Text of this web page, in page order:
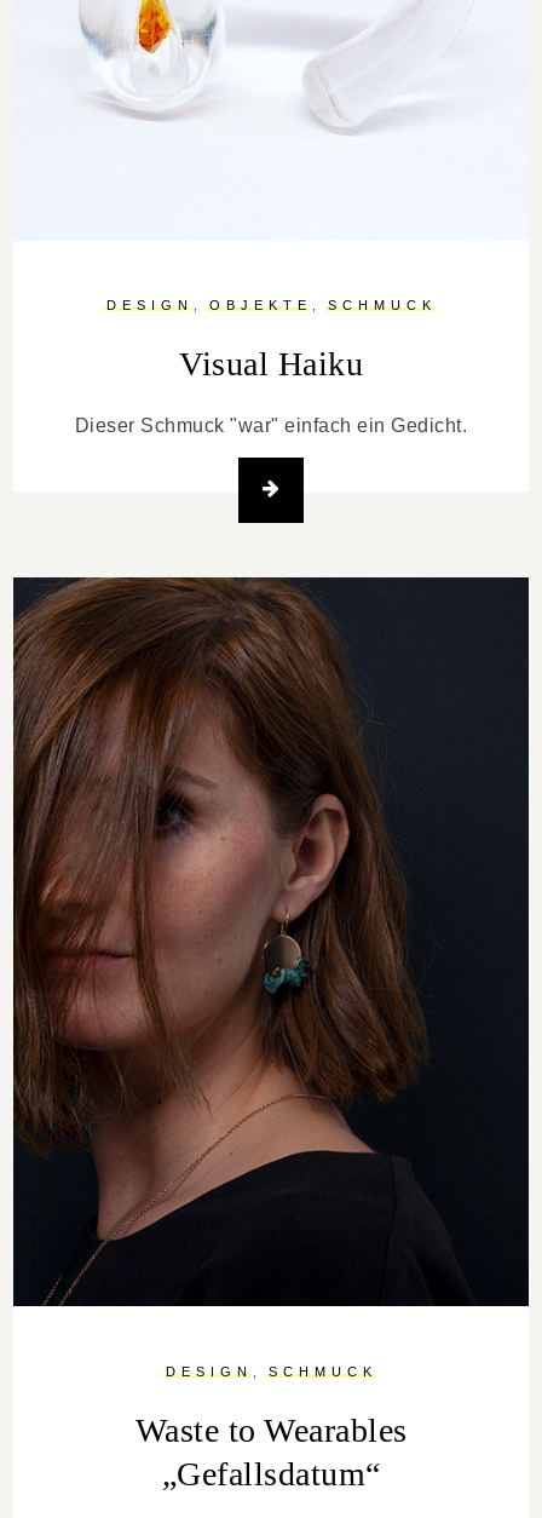
DESIGN OBJEKTE SCHMUCK
Visual Haiku
Dieser Schmuck "war" einfach ein Gedicht.
DESIGN SCHMUCK
Waste to Wearables
„Gefallsdatum“